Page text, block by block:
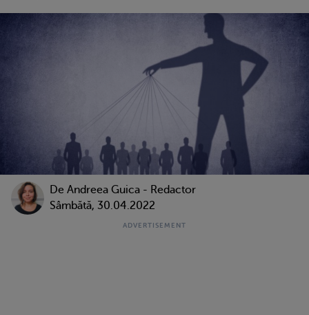
De Andreea Guica - Redactor
Sâmbătă, 30.04.2022